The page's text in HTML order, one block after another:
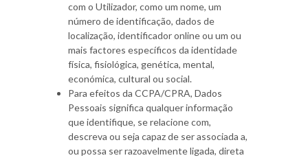
com o Utilizador, como um nome, um
número de identificação, dados de
localização, identificador online ou um ou
mais factores específicos da identidade
física, fisiológica, genética, mental,
económica, cultural ou social.
Para efeitos da CCPA/CPRA, Dados
Pessoais significa qualquer informação
que identifique, se relacione com,
descreva ou seja capaz de ser associada a,
ou possa ser razoavelmente ligada, direta